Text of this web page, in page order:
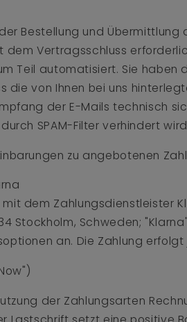
Bestellung und Übermittlung
dem Vertragsschluss
Teil automatisiert. Sie haben
die von Ihnen bei uns
der E-Mails technisch
SPAM-Filter verhindert
zu angebotenen
dem Zahlungsdienstleister
Stockholm, Schweden;
an. Die Zahlung erfolgt
der Zahlungsarten